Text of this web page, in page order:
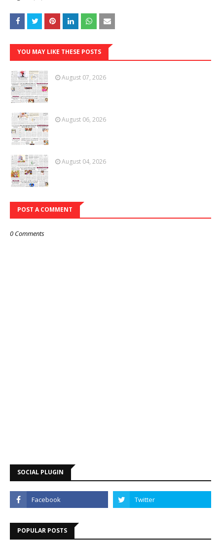
YOU MAY LIKE THESE POSTS
August 07, 2026
August 06, 2026
August 04, 2026
POST A COMMENT
0 Comments
SOCIAL PLUGIN
POPULAR POSTS